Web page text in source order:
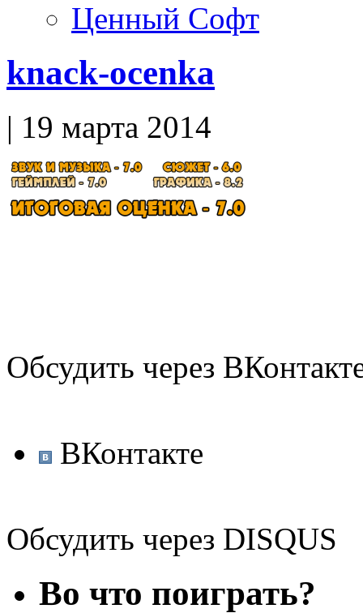
Ценный Софт
knack-ocenka
| 19 марта 2014
Обсудить через
ВКонтакте
Обсудить через DISQUS
Во что поиграть?